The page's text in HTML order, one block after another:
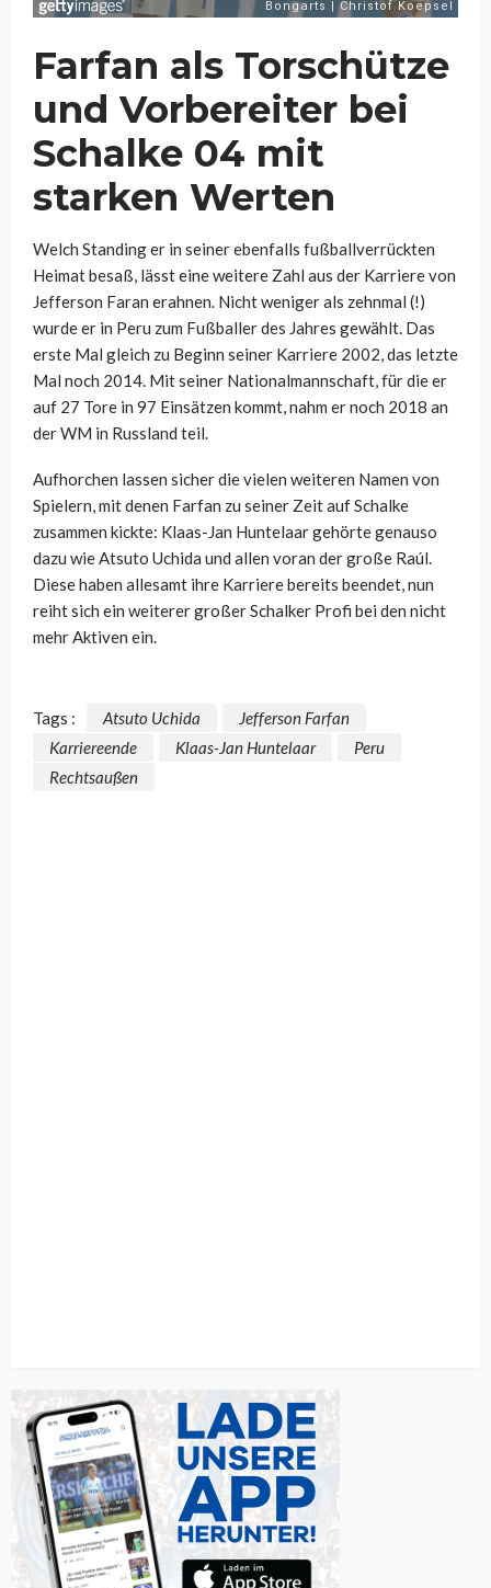
Farfan als Torschütze
und Vorbereiter bei
Schalke 04 mit
starken Werten
Welch Standing er in seiner ebenfalls fußballverrückten
Heimat besaß, lässt eine weitere Zahl aus der Karriere von
Jefferson Faran erahnen. Nicht weniger als zehnmal (!)
wurde er in Peru zum Fußballer des Jahres gewählt. Das
erste Mal gleich zu Beginn seiner Karriere 2002, das letzte
Mal noch 2014. Mit seiner Nationalmannschaft, für die er
auf 27 Tore in 97 Einsätzen kommt, nahm er noch 2018 an
der WM in Russland teil.
Aufhorchen lassen sicher die vielen weiteren Namen von
Spielern, mit denen Farfan zu seiner Zeit auf Schalke
zusammen kickte: Klaas-Jan Huntelaar gehörte genauso
dazu wie Atsuto Uchida und allen voran der große Raúl.
Diese haben allesamt ihre Karriere bereits beendet, nun
reiht sich ein weiterer großer Schalker Profi bei den nicht
mehr Aktiven ein.
Tags : Atsuto Uchida
Jefferson Farfan
Karriereende
Klaas-Jan Huntelaar
Peru
Rechtsaußen